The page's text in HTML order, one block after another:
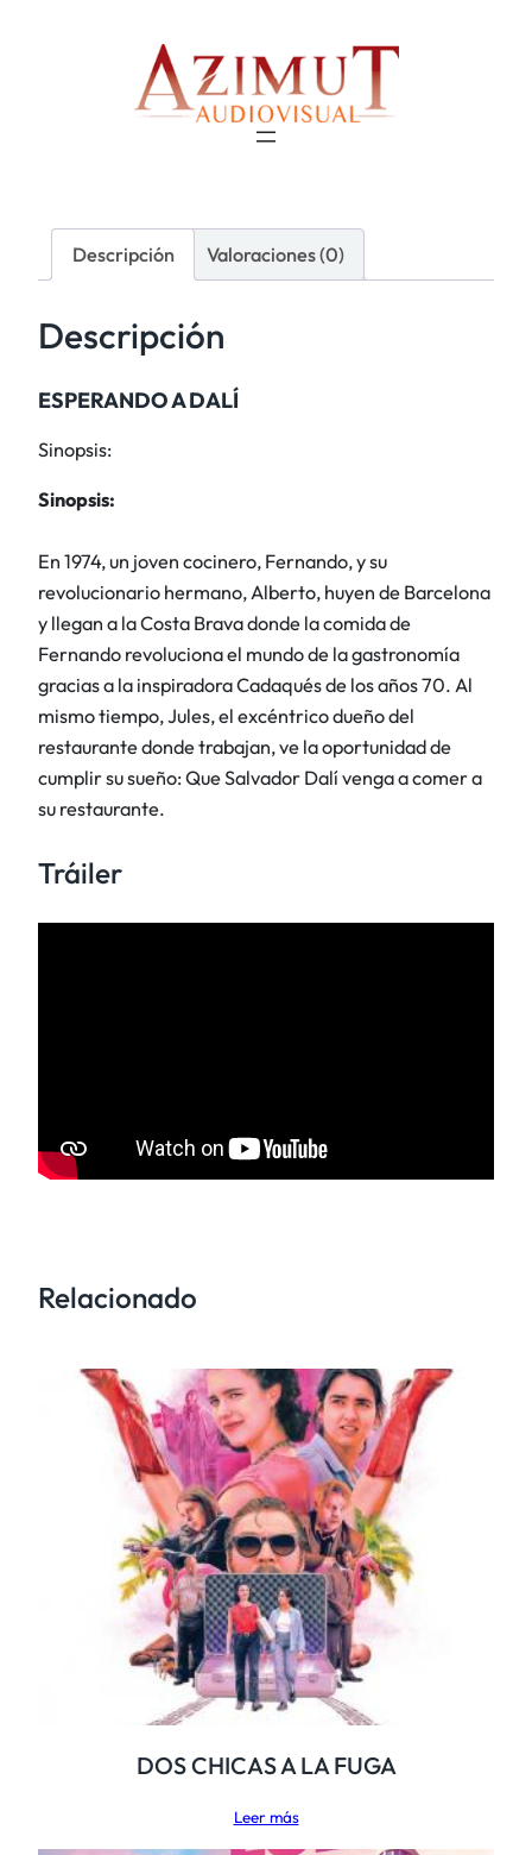
Descripción Valoraciones (0)
Descripción
ESPERANDO A DALÍ
Sinopsis:
Sinopsis:
En 1974, un joven cocinero, Fernando, y su
revolucionario hermano, Alberto, huyen de Barcelona
y llegan a la Costa Brava donde la comida de
Fernando revoluciona el mundo de la gastronomía
gracias a la inspiradora Cadaqués de los años 70. Al
mismo tiempo, Jules, el excéntrico dueño del
restaurante donde trabajan, ve la oportunidad de
cumplir su sueño: Que Salvador Dalí venga a comer a
su restaurante.
Tráiler
Relacionado
DOS CHICAS A LA FUGA
Leer más